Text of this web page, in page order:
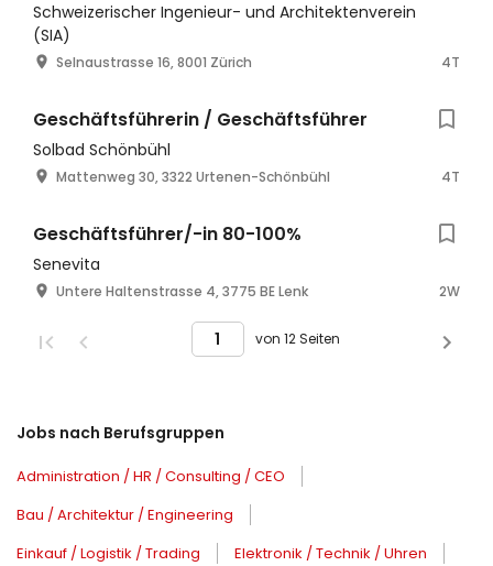
Schweizerischer Ingenieur- und Architektenverein
(SIA)
Selnaustrasse 16, 8001 Zürich 4T
Geschäftsführerin / Geschäftsführer
Solbad Schönbühl
Mattenweg 30, 3322 Urtenen-Schönbühl 4T
Geschäftsführer/-in 80-100%
Senevita
Untere Haltenstrasse 4, 3775 BE Lenk 2W
von 12 Seiten
Jobs nach Berufsgruppen
Administration / HR / Consulting / CEO
Bau / Architektur / Engineering
Einkauf / Logistik / Trading
Elektronik / Technik / Uhren